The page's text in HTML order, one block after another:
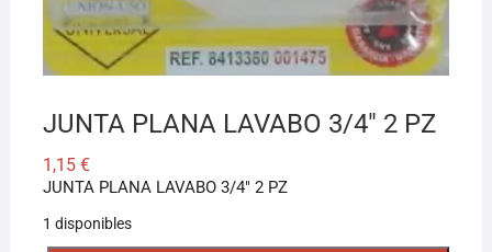
JUNTA PLANA LAVABO 3/4″ 2 PZ
1,15 €
JUNTA PLANA LAVABO 3/4″ 2 PZ
1 disponibles